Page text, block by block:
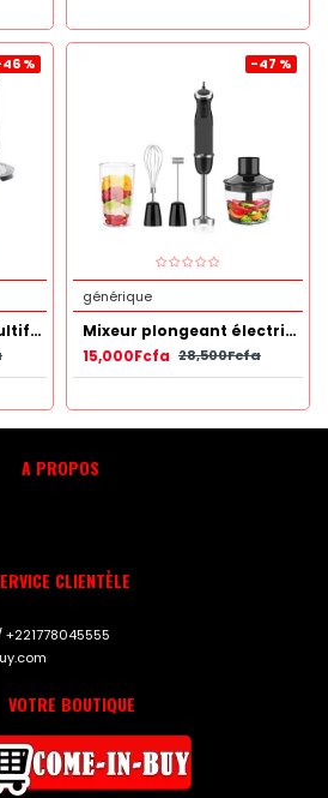
%
Hachoir Electrique Multifonctionnel 3L
-47 %
générique
Mixeur plongeant électrique 4 en 1 multi-usages Sokany
15,000Fcfa 28,500Fcfa
A PROPOS
CLIENTÈLE
+221778045555
VOTRE BOUTIQUE